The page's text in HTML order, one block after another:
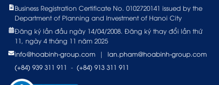
Business Registration Certificate No. 0102720141 issued by the
Department of Planning and Investment of Hanoi City
Đăng ký lần đầu ngày 14/04/2008. Đăng ký thay đổi lần thứ
11, ngày 4 tháng 11 năm 2025
info@hoabinh-group.com
|
lan.pham@hoabinh-group.com
(+84) 939 311 911 - (+84) 913 311 911